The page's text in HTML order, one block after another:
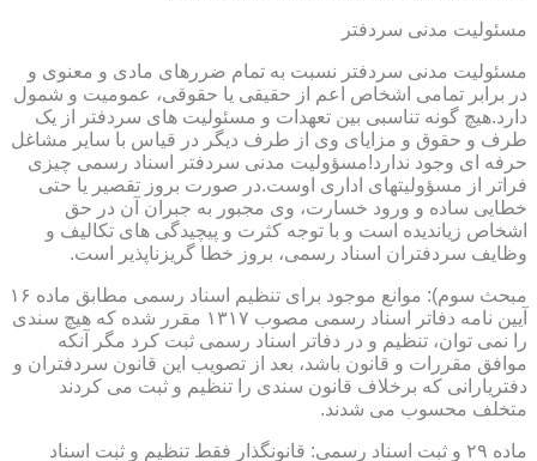
مسئولیت مدنی سردفتر
مسئولیت مدنی سردفتر نسبت به تمام ضررهای مادی و معنوی و
در برابر تمامی اشخاص اعم از حقیقی یا حقوقی، عمومیت و شمول
دارد.هیچ گونه تناسبی بین تعهدات و مسئولیت های سردفتر از یک
طرف و حقوق و مزایای وی از طرف دیگر در قیاس با سایر مشاغل
حرفه ای وجود ندارد!مسؤولیت مدنی سردفتر اسناد رسمی چیزی
فراتر از مسؤولیتهای اداری اوست.در صورت بروز تقصیر یا حتی
خطایی ساده و ورود خسارت، وی مجبور به جبران آن در حق
اشخاص زیاندیده است و با توجه کثرت و پیچیدگی های تکالیف و
وظایف سردفتران اسناد رسمی، بروز خطا گریزناپذیر است.
مبحث سوم): موانع موجود برای تنظیم اسناد رسمی مطابق ماده ۱۶
آیین نامه دفاتر اسناد رسمی مصوب ۱۳۱۷ مقرر شده که هیچ سندی
را نمی توان، تنظیم و در دفاتر اسناد رسمی ثبت کرد مگر آنکه
موافق مقررات و قانون باشد، بعد از تصویب این قانون سردفتران و
دفتریارانی که برخلاف قانون سندی را تنظیم و ثبت می کردند
متخلف محسوب می شدند.
ماده ۲۹ و ثبت اسناد رسمی: قانونگذار فقط تنظیم و ثبت اسناد